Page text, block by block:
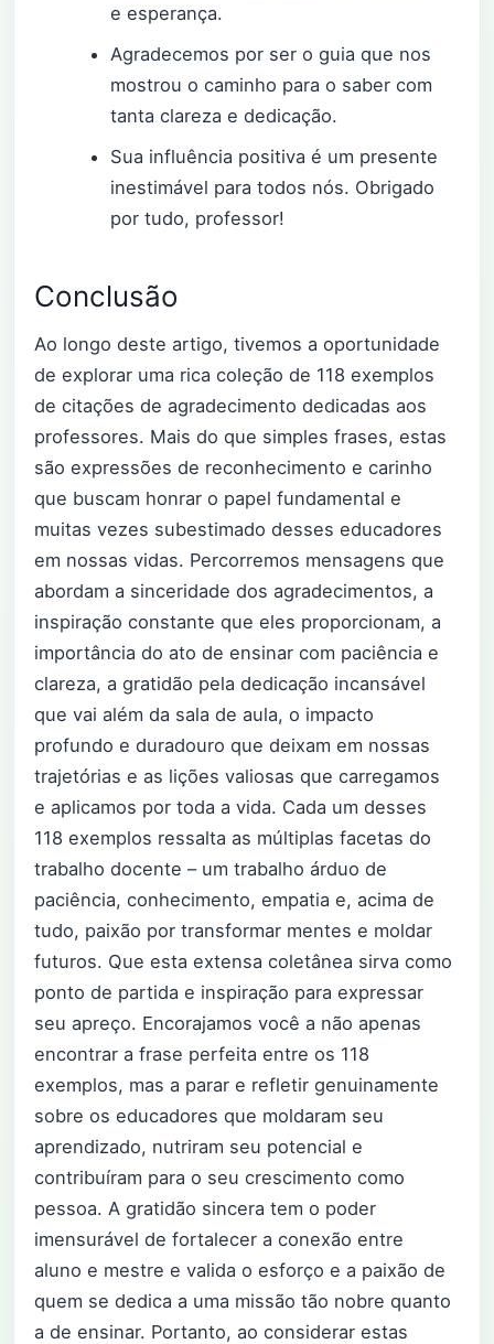
e esperança.
Agradecemos por ser o guia que nos
mostrou o caminho para o saber com
tanta clareza e dedicação.
Sua influência positiva é um presente
inestimável para todos nós. Obrigado
por tudo, professor!
Conclusão
Ao longo deste artigo, tivemos a oportunidade
de explorar uma rica coleção de 118 exemplos
de citações de agradecimento dedicadas aos
professores. Mais do que simples frases, estas
são expressões de reconhecimento e carinho
que buscam honrar o papel fundamental e
muitas vezes subestimado desses educadores
em nossas vidas. Percorremos mensagens que
abordam a sinceridade dos agradecimentos, a
inspiração constante que eles proporcionam, a
importância do ato de ensinar com paciência e
clareza, a gratidão pela dedicação incansável
que vai além da sala de aula, o impacto
profundo e duradouro que deixam em nossas
trajetórias e as lições valiosas que carregamos
e aplicamos por toda a vida. Cada um desses
118 exemplos ressalta as múltiplas facetas do
trabalho docente – um trabalho árduo de
paciência, conhecimento, empatia e, acima de
tudo, paixão por transformar mentes e moldar
futuros. Que esta extensa coletânea sirva como
ponto de partida e inspiração para expressar
seu apreço. Encorajamos você a não apenas
encontrar a frase perfeita entre os 118
exemplos, mas a parar e refletir genuinamente
sobre os educadores que moldaram seu
aprendizado, nutriram seu potencial e
contribuíram para o seu crescimento como
pessoa. A gratidão sincera tem o poder
imensurável de fortalecer a conexão entre
aluno e mestre e valida o esforço e a paixão de
quem se dedica a uma missão tão nobre quanto
a de ensinar. Portanto, ao considerar estas